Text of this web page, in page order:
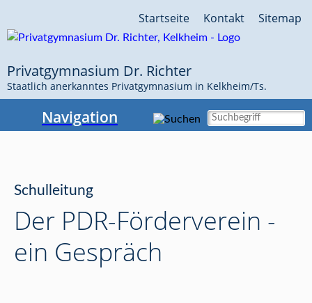
überspringen
Sitemap
Kontakt
Startseite
Privatgymnasium Dr. Richter
Staatlich anerkanntes Privatgymnasium in Kelkheim/Ts.
Navigation
Schulleitung
Der PDR-Förderverein -
ein Gespräch